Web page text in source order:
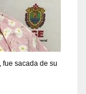
sacada de su